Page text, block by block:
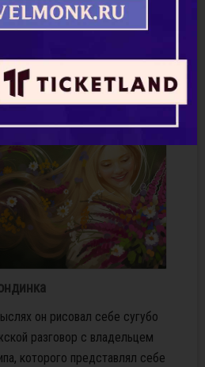
в эти глубины богопознания,
глубины вечности и жизни. Он
он рисовал себе сугубо
разговор с владельцем
которого представлял себе